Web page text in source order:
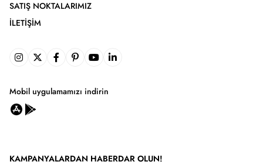
SATIŞ NOKTALARIMIZ
İLETIŞIM
Mobil uygulamamızı indirin
KAMPANYALARDAN HABERDAR OLUN!